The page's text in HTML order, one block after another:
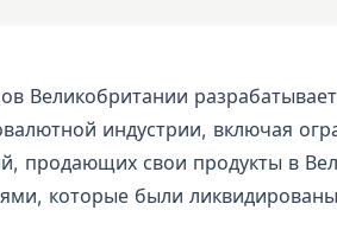
Великобритании
индустрии, включая
продающих свои продукты в
которые были